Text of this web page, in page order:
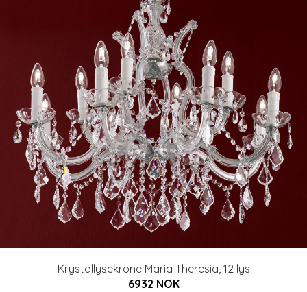
Krystallysekrone Maria Theresia, 12 lys
6932 NOK